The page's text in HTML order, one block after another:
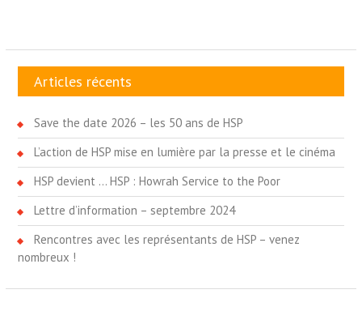
Articles récents
Save the date 2026 – les 50 ans de HSP
L’action de HSP mise en lumière par la presse et le cinéma
HSP devient … HSP : Howrah Service to the Poor
Lettre d’information – septembre 2024
Rencontres avec les représentants de HSP – venez
nombreux !